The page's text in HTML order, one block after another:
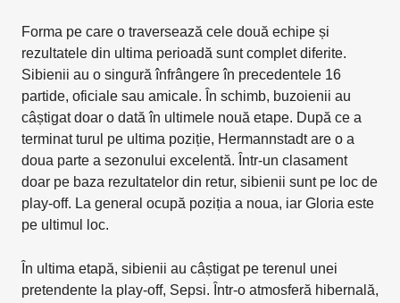
Forma pe care o traversează cele două echipe și
rezultatele din ultima perioadă sunt complet diferite.
Sibienii au o singură înfrângere în precedentele 16
partide, oficiale sau amicale. În schimb, buzoienii au
câștigat doar o dată în ultimele nouă etape. După ce a
terminat turul pe ultima poziție, Hermannstadt are o a
doua parte a sezonului excelentă. Într-un clasament
doar pe baza rezultatelor din retur, sibienii sunt pe loc de
play-off. La general ocupă poziția a noua, iar Gloria este
pe ultimul loc.
În ultima etapă, sibienii au câștigat pe terenul unei
pretendente la play-off, Sepsi. Într-o atmosferă hibernală,